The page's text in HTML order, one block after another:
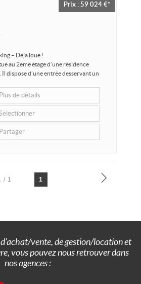
Prix : 59 024 €*
– Déjà loué !
au 2eme étage d’une résidence
Il dispose d’une entrée desservant un
Plus de détails
Partager
/ 1 1
vente, de gestion/location et
vous pouvez nous retrouver dans
nos agences :